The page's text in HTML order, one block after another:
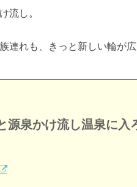
流し。
連れも、きっと新しい輪が広
泉かけ流し温泉に入